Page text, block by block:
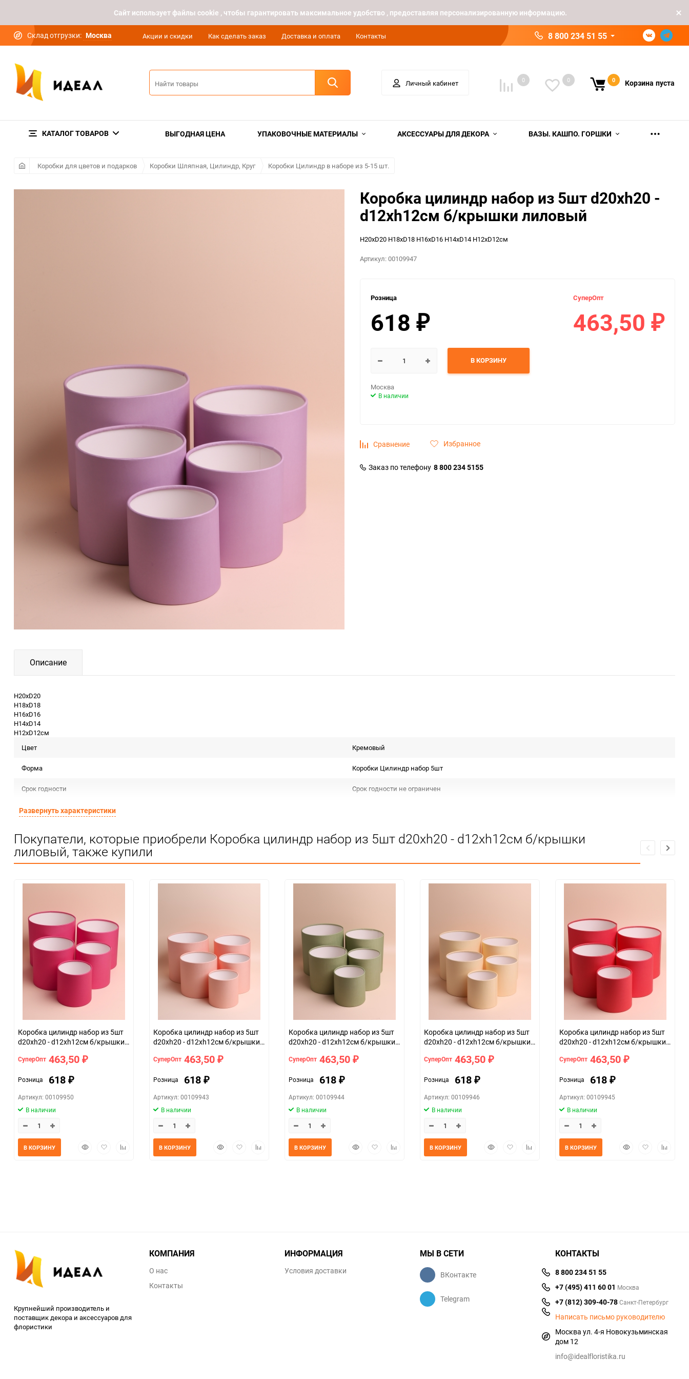
Cайт использует файлы cookie , чтобы гарантировать максимальное удобство , предоставляя персонализированную информацию.
Склад отгрузки: Москва Акции и скидки Как сделать заказ Доставка и оплата Контакты 8 800 234 51 55
Личный кабинет 0 0 0 Корзина пуста
КАТАЛОГ ТОВАРОВ ВЫГОДНАЯ ЦЕНА УПАКОВОЧНЫЕ МАТЕРИАЛЫ АКСЕССУАРЫ ДЛЯ ДЕКОРА ВАЗЫ. КАШПО. ГОРШКИ
Коробки для цветов и подарков Коробки Шляпная, Цилиндр, Круг Коробки Цилиндр в наборе из 5-15 шт.
Коробка цилиндр набор из 5шт d20хh20 -
d12хh12см б/крышки лиловый
H20хD20 H18хD18 H16хD16 H14хD14 H12хD12см
Артикул:00109947
Розница
618 ₽
СуперОпт
463,50 ₽
В КОРЗИНУ
Москва
В наличии
Сравнение Избранное
Заказ по телефону 8 800 234 5155
Описание
H20хD20
H18хD18
H16хD16
H14хD14
H12хD12см
Цвет
Кремовый
Форма Коробки Цилиндр набор 5шт
Срок годности Срок годности не ограничен
Страна изготовителя
Сертификация
Количество в коробке
Единица измерения набор
Развернуть характеристики
Покупатели, которые приобрели Коробка цилиндр набор из 5шт d20хh20 - d12хh12см б/крышки
лиловый, также купили
Коробка цилиндр набор из 5шт
d20хh20 - d12хh12см б/крышки
СуперОпт 463,50 ₽
Розница 618 ₽
Артикул: 00109950
В наличии
БыстрыйДобавитьДобавить
В КОРЗИНУ
Коробка цилиндр набор из 5шт
d20хh20 - d12хh12см б/крышки
СуперОпт 463,50 ₽
Розница 618 ₽
Артикул: 00109943
В наличии
БыстрыйДобавитьДобавить
В КОРЗИНУ
Коробка цилиндр набор из 5шт
d20хh20 - d12хh12см б/крышки
СуперОпт 463,50 ₽
Розница 618 ₽
Артикул: 00109944
В наличии
БыстрыйДобавитьДобавить
В КОРЗИНУ
Коробка цилиндр набор из 5шт
d20хh20 - d12хh12см б/крышки
СуперОпт 463,50 ₽
Розница 618 ₽
Артикул: 00109946
В наличии
БыстрыйДобавитьДобавить
В КОРЗИНУ
Коробка цилиндр набор из 5шт
d20хh20 - d12хh12см б/крышки
СуперОпт 463,50 ₽
Розница 618 ₽
Артикул: 00109945
В наличии
БыстрыйДобавить
В КОРЗИНУ
Крупнейший производитель и
поставщик декора и аксессуаров для
флористики
КОМПАНИЯ
О нас
Контакты
ИНФОРМАЦИЯ
Условия доставки
МЫ В СЕТИ
ВКонтакте
Telegram
КОНТАКТЫ
8 800 234 51 55
+7 (495) 411 60 01 Москва
+7 (812) 309-40-78Санкт-Петербург
Написать письмо руководителю
Москва ул. 4-я Новокузьминская
дом 12
info@idealfloristika.ru